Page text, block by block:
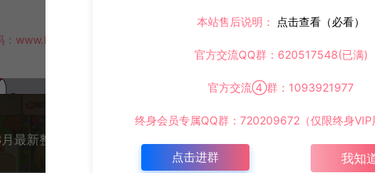
：www.lyzwlkj.vip
下一篇：
本站售后说明： 点击查看（必看）
官方交流QQ群：620517548(已满)
官方交流④群：1093921977
终身会员专属QQ群：720209672（仅限终身VIP
点击进群 我知